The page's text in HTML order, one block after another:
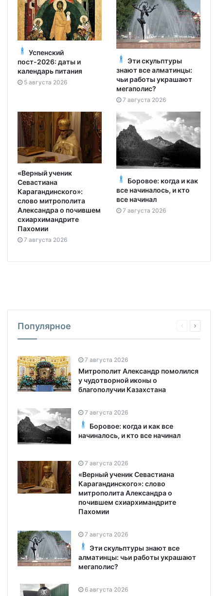
Успенский
пост-2026: даты и
календарь питания
5 августа 2026
Эти скульптуры
знают все алматинцы:
чьи работы украшают
мегаполис?
7 августа 2026
«Верный ученик
Севастиана
Карагандинского»:
слово митрополита
Александра о почившем
схиархимандрите
Пахомии
7 августа 2026
Боровое: когда и как
все начиналось, и кто
все начинал
7 августа 2026
Популярное
7 августа 2026
Митрополит Александр помолился
у чудотворной иконы о
благополучии Казахстана
7 августа 2026
Боровое: когда и как все
начиналось, и кто все начинал
7 августа 2026
«Верный ученик Севастиана
Карагандинского»: слово
митрополита Александра о
почившем схиархимандрите
Пахомии
7 августа 2026
Эти скульптуры знают все
алматинцы: чьи работы украшают
мегаполис?
6 августа 2026